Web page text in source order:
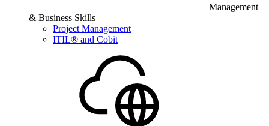
Management
& Business Skills
Project Management
ITIL® and Cobit